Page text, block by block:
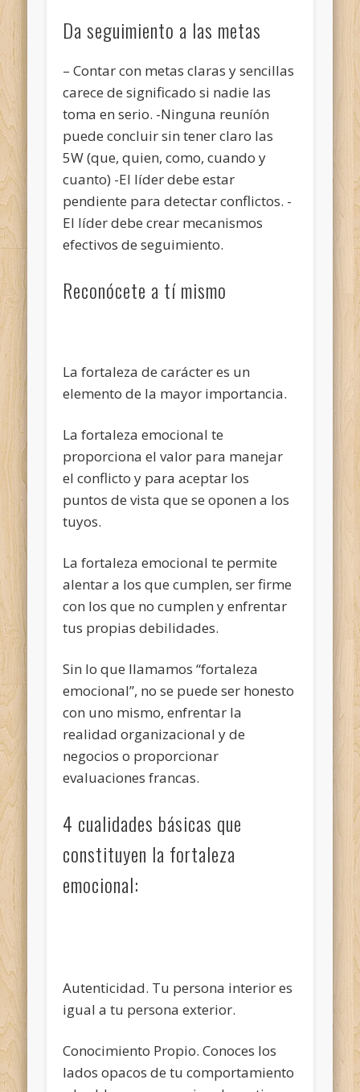
Da seguimiento a las metas
– Contar con metas claras y sencillas
carece de significado si nadie las
toma en serio. -Ninguna reuníón
puede concluir sin tener claro las
5W (que, quien, como, cuando y
cuanto) -El líder debe estar
pendiente para detectar conflictos. -
El líder debe crear mecanismos
efectivos de seguimiento.
Reconócete a tí mismo
La fortaleza de carácter es un
elemento de la mayor importancia.
La fortaleza emocional te
proporciona el valor para manejar
el conflicto y para aceptar los
puntos de vista que se oponen a los
tuyos.
La fortaleza emocional te permite
alentar a los que cumplen, ser firme
con los que no cumplen y enfrentar
tus propias debilidades.
Sin lo que llamamos “fortaleza
emocional”, no se puede ser honesto
con uno mismo, enfrentar la
realidad organizacional y de
negocios o proporcionar
evaluaciones francas.
4 cualidades básicas que
constituyen la fortaleza
emocional:
Autenticidad. Tu persona interior es
igual a tu persona exterior.
Conocimiento Propio. Conoces los
lados opacos de tu comportamiento